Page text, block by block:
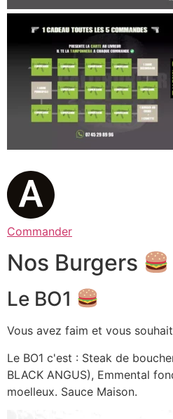
Commander
Nos Burgers
Le BO1
Vous avez faim et vous
Le BO1 c'est : Steak de
BLACK ANGUS), Emmental
moelleux. Sauce Maison.